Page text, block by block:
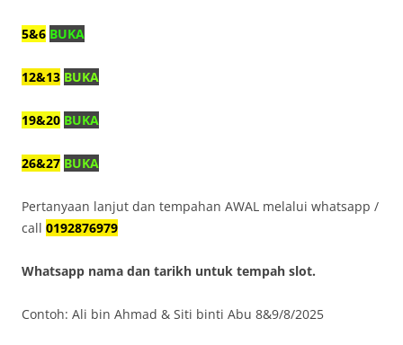
5&6 BUKA
12&13 BUKA
19&20 BUKA
26&27 BUKA
Pertanyaan lanjut dan tempahan AWAL melalui whatsapp /
call 0192876979
Whatsapp nama dan tarikh untuk tempah slot.
Contoh: Ali bin Ahmad & Siti binti Abu 8&9/8/2025